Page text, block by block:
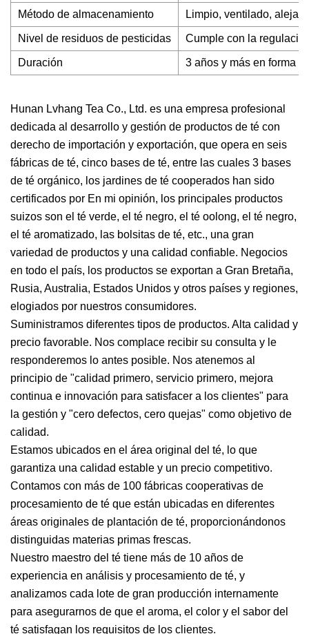
Método de almacenamiento Limpio, ventilado,
Nivel de residuos de pesticidas Cumple con la
Duración 3 años y más en forma
Hunan Lvhang Tea Co., Ltd. es una empresa profesional
dedicada al desarrollo y gestión de productos de té con
derecho de importación y exportación, que opera en seis
fábricas de té, cinco bases de té, entre las cuales 3 bases
de té orgánico, los jardines de té cooperados han sido
certificados por En mi opinión, los principales productos
suizos son el té verde, el té negro, el té oolong, el té negro,
el té aromatizado, las bolsitas de té, etc., una gran
variedad de productos y una calidad confiable. Negocios
en todo el país, los productos se exportan a Gran Bretaña,
Rusia, Australia, Estados Unidos y otros países y regiones,
elogiados por nuestros consumidores.
Suministramos diferentes tipos de productos. Alta calidad y
precio favorable. Nos complace recibir su consulta y le
responderemos lo antes posible. Nos atenemos al
principio de "calidad primero, servicio primero, mejora
continua e innovación para satisfacer a los clientes" para
la gestión y "cero defectos, cero quejas" como objetivo de
calidad.
Estamos ubicados en el área original del té, lo que
garantiza una calidad estable y un precio competitivo.
Contamos con más de 100 fábricas cooperativas de
procesamiento de té que están ubicadas en diferentes
áreas originales de plantación de té, proporcionándonos
distinguidas materias primas frescas.
Nuestro maestro del té tiene más de 10 años de
experiencia en análisis y procesamiento de té, y
analizamos cada lote de gran producción internamente
para asegurarnos de que el aroma, el color y el sabor del
té satisfagan los requisitos de los clientes.